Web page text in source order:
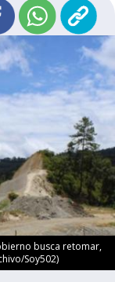
busca retomar,
Soy502)